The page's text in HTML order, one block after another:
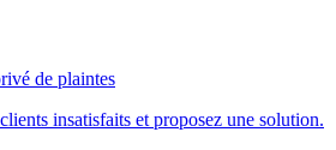
de plaintes
insatisfaits et proposez une solution.